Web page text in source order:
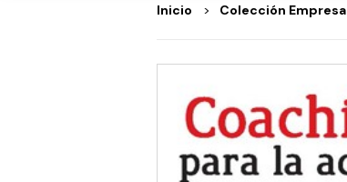
Inicio Colección Empresa